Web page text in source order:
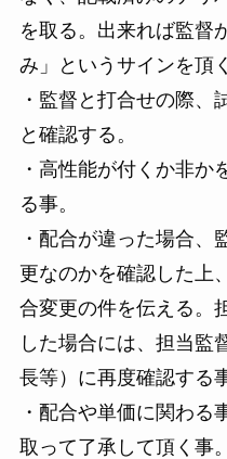
を取る。出来れば監督
み」というサインを頂
・監督と打合せの際、
と確認する。
・高性能が付くか非か
る事。
・配合が違った場合、
更なのかを確認した上
合変更の件を伝える。
した場合には、担当監
長等）に再度確認する
・配合や単価に関わる
取って了承して頂く事